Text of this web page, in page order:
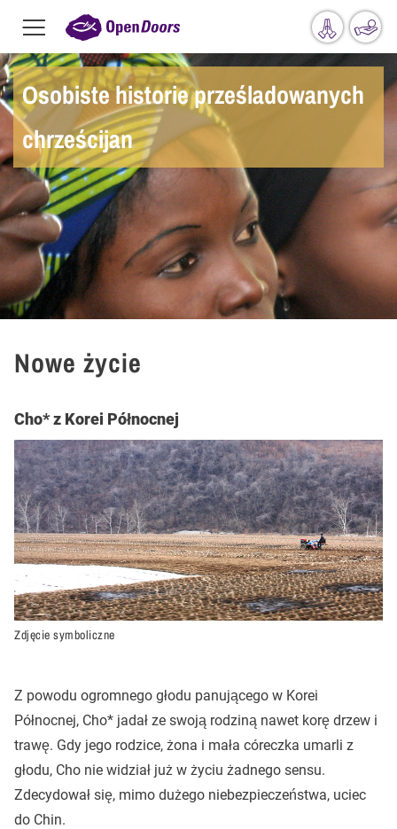
Przejdź do treści
Menu
toggle
Osobiste historie prześladowanych
chrześcijan
Nowe życie
Cho* z Korei Północnej
Zdjęcie symboliczne
Z powodu ogromnego głodu panującego w Korei
Północnej, Cho* jadał ze swoją rodziną nawet korę drzew i
trawę. Gdy jego rodzice, żona i mała córeczka umarli z
głodu, Cho nie widział już w życiu żadnego sensu.
Zdecydował się, mimo dużego niebezpieczeństwa, uciec
do Chin.